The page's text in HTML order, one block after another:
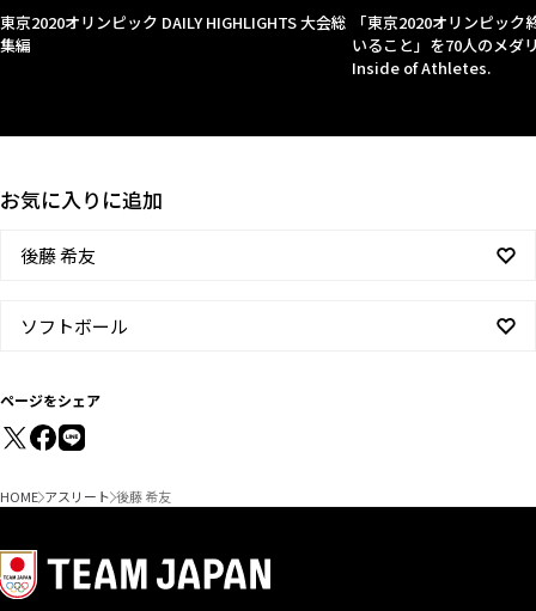
東京2020オリンピック DAILY HIGHLIGHTS 大会総
集編
「東京2020オリンピッ
いること」を70人のメダ
Inside of Athletes.
お気に入りに追加
後藤 希友
ソフトボール
ページをシェア
HOME アスリート 後藤 希友